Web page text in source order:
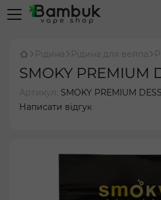
Рідина Рідина для вейпа
SMOKY PREMIUM
Артикул: SMOKY PREMIUM
Написати відгук